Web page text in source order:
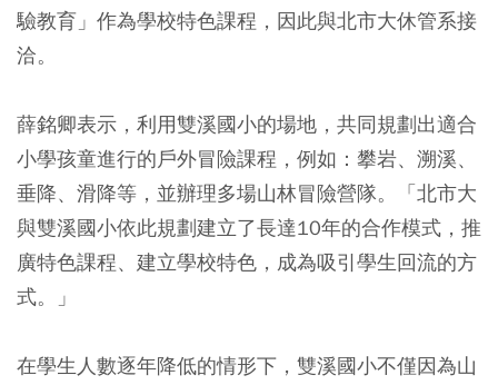
驗教育」作為學校特色課程，因此與北市大休管系接
洽。
薛銘卿表示，利用雙溪國小的場地，共同規劃出適合
小學孩童進行的戶外冒險課程，例如：攀岩、溯溪、
垂降、滑降等，並辦理多場山林冒險營隊。「北市大
與雙溪國小依此規劃建立了長達10年的合作模式，推
廣特色課程、建立學校特色，成為吸引學生回流的方
式。」
在學生人數逐年降低的情形下，雙溪國小不僅因為山